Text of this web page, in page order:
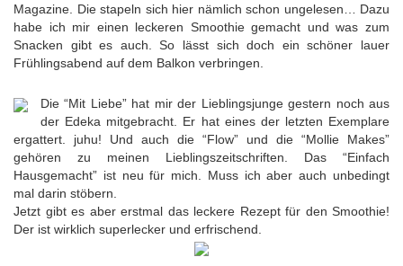
Magazine. Die stapeln sich hier nämlich schon ungelesen… Dazu
habe ich mir einen leckeren Smoothie gemacht und was zum
Snacken gibt es auch. So lässt sich doch ein schöner lauer
Frühlingsabend auf dem Balkon verbringen.
Die “Mit Liebe” hat mir der Lieblingsjunge gestern noch aus
der Edeka mitgebracht. Er hat eines der letzten Exemplare
ergattert. juhu! Und auch die “Flow” und die “Mollie Makes”
gehören zu meinen Lieblingszeitschriften. Das “Einfach
Hausgemacht” ist neu für mich. Muss ich aber auch unbedingt
mal darin stöbern.
Jetzt gibt es aber erstmal das leckere Rezept für den Smoothie!
Der ist wirklich superlecker und erfrischend.